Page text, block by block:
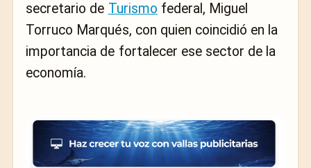
secretario de Turismo federal, Miguel
Torruco Marqués, con quien coincidió en la
importancia de fortalecer ese sector de la
economía.